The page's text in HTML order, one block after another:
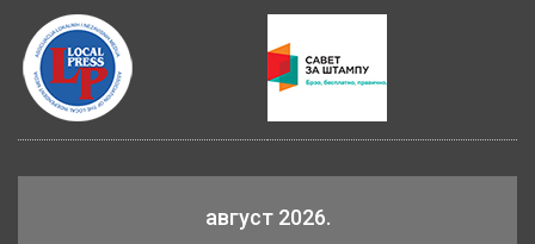
август 2026.